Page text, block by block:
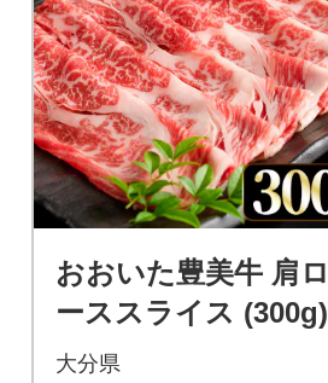
おおいた豊美牛 肩ロ
ーススライス (300g)
大分県